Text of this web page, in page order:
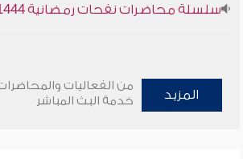
سلسلة محاضرات نفحات رمضانية 1444هـ
المزيد
من الفعاليات
خدمة البث المباشر